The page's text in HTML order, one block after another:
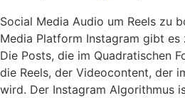
Social Media Audio um Reels zu
Media Platform Instagram gibt
Die Posts, die im Quadratischen
die Reels, der Videocontent, der
wird. Der Instagram Algorithmus